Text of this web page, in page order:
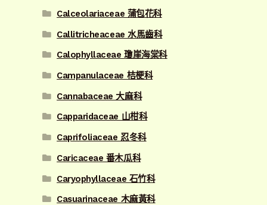
Calceolariaceae 蒲包花科
Callitricheaceae 水馬齒科
Calophyllaceae 瓊崖海棠科
Campanulaceae 桔梗科
Cannabaceae 大麻科
Capparidaceae 山柑科
Caprifoliaceae 忍冬科
Caricaceae 番木瓜科
Caryophyllaceae 石竹科
Casuarinaceae 木麻黃科